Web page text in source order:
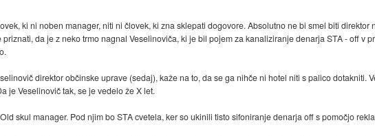
ki ni noben manager, niti ni človek, ki zna sklepati dogovore. Absolutno ne bi smel biti direktor
priznati, da je z neko trmo nagnal Veselinoviča, ki je bil pojem za kanaliziranje denarja STA - off v
direktor občinske uprave (sedaj), kaže na to, da se ga nihče ni hotel niti s palico dotakniti.
je Veselinovič tak, se je vedelo že X let.
skul manager. Pod njim bo STA cvetela, ker so ukinili tisto sifoniranje denarja off s pomočjo